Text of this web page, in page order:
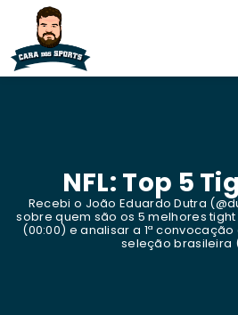
NFL: Top 5
Recebi o João Eduardo Dutra
sobre quem são os 5 melhores tight
(00:00) e analisar a 1ª
seleção brasileira